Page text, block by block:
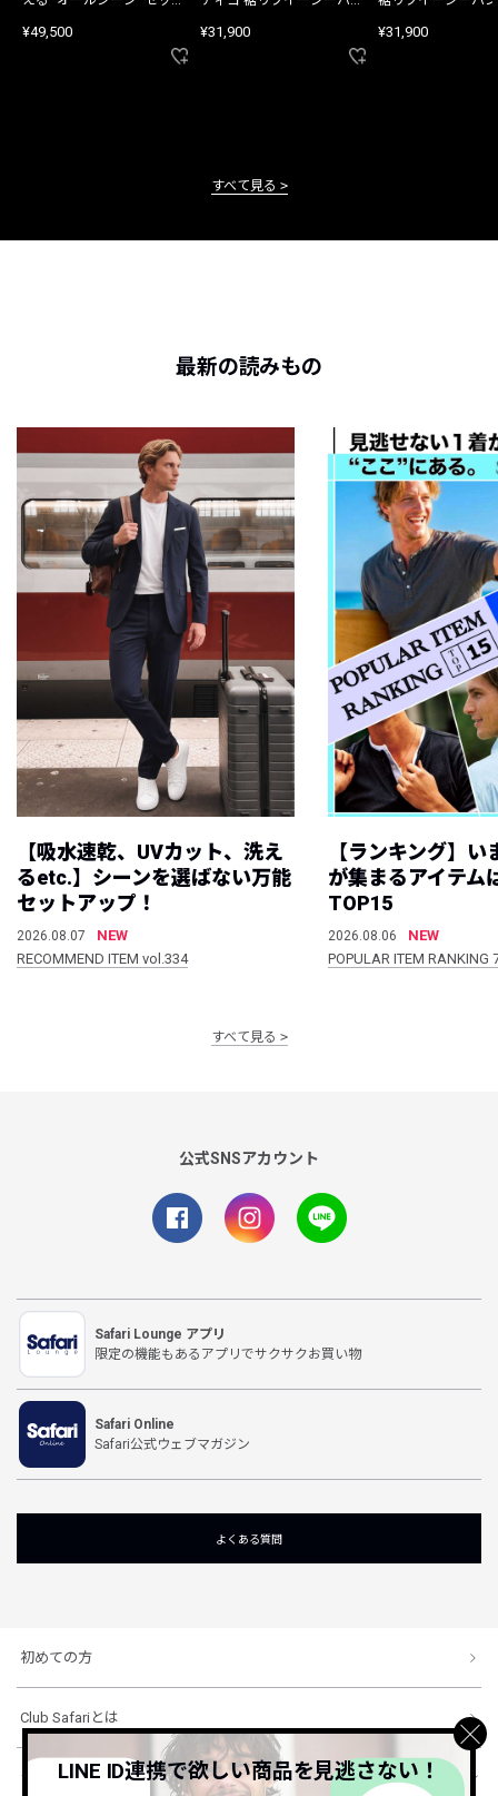
¥49,500 ¥31,900 ¥31,900
すべて見る
最新の読みもの
【吸水速乾、UVカット、洗え
るetc.】シーンを選ばない万能
セットアップ！
2026.08.07
NEW
RECOMMEND ITEM vol.334
【ランキング】
が集まるアイテム
TOP15
2026.08.06
NEW
POPULAR ITEM
すべて見る
公式SNSアカウント
Safari Lounge アプリ
限定の機能もあるアプリでサクサクお買い物
Safari Online
Safari公式ウェブマガジン
よくある質問
初めての方
Club Safariとは
ショッピングガイド
LINE ID連携で欲しい商品を見逃さない！